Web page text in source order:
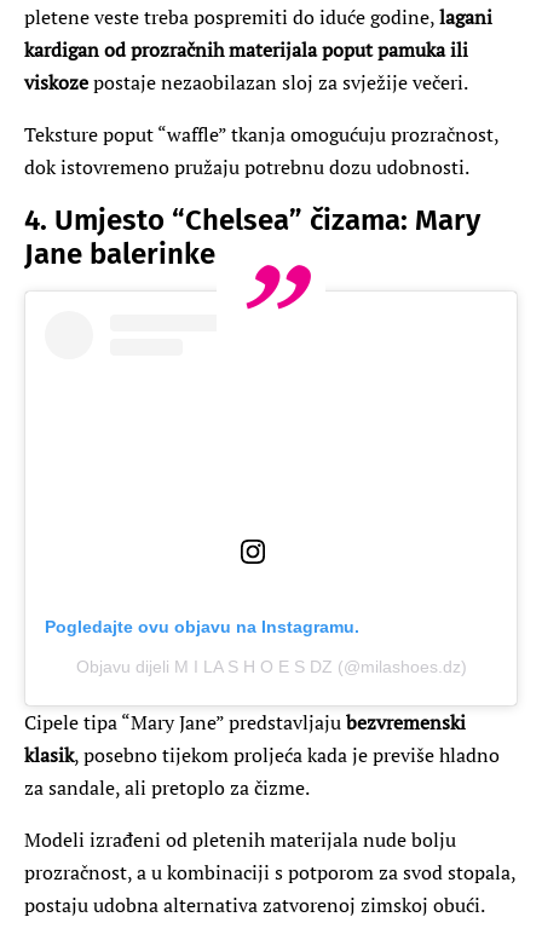
pletene veste treba pospremiti do iduće godine,lagani
kardigan od prozračnih materijala poput pamuka ili
viskozepostaje nezaobilazan sloj za svježije večeri.
Teksture poput “waffle” tkanja omogućuju prozračnost,
dok istovremeno pružaju potrebnu dozu udobnosti.
4. Umjesto “Chelsea” čizama: Mary
Jane balerinke
Pogledajte ovu objavu na Instagramu.
Objavu dijeli M I LA S H O E S DZ (@milashoes.dz)
Cipele tipa “Mary Jane” predstavljajubezvremenski
klasik, posebno tijekom proljeća kada je previše hladno
za sandale, ali pretoplo za čizme.
Modeli izrađeni od pletenih materijala nude bolju
prozračnost, a u kombinaciji s potporom za svod stopala,
postaju udobna alternativa zatvorenoj zimskoj obući.